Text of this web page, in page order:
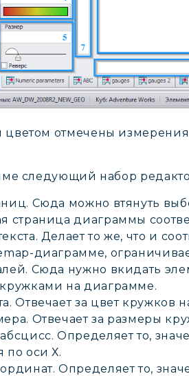
отмечены
следующий набор
Сюда можно втянуть
страница диаграммы
Делает то же, что и
диаграмме,
Сюда нужно вкидать
кружками на диаграмме.
Отвечает за цвет кружков
Отвечает за размеры
Определяет то,
по оси Х.
Определяет то,